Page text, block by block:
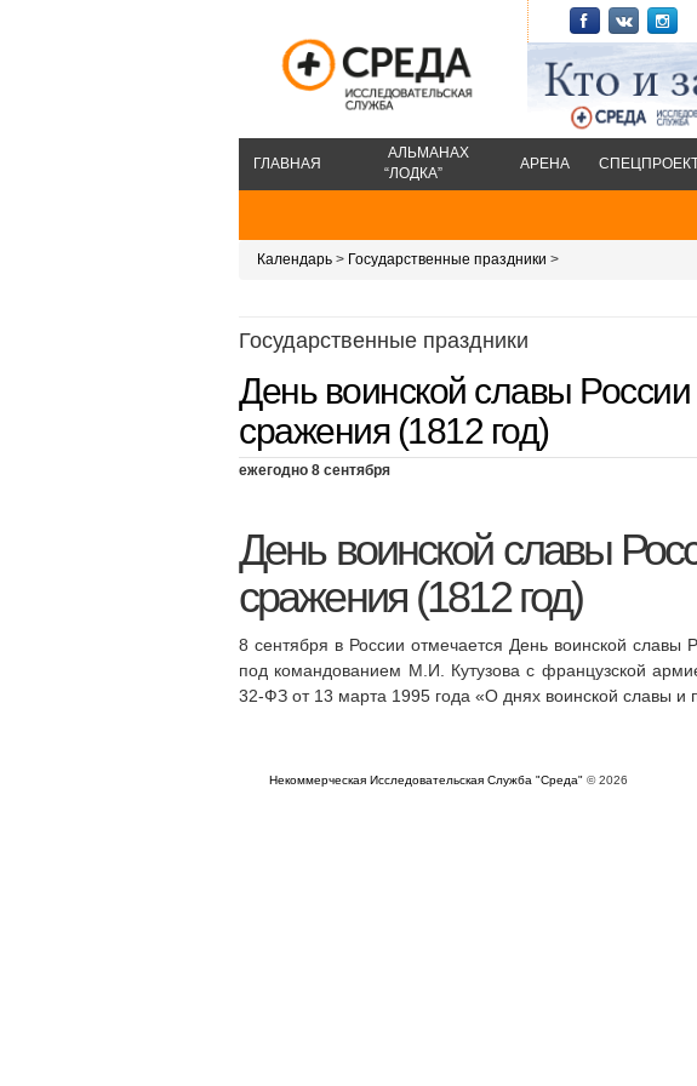
ГЛАВНАЯ
АЛЬМАНАХ
“ЛОДКА”
АРЕНА
Календарь > Государственные праздники >
Государственные праздники
День воинской славы
сражения (1812 год)
ежегодно 8 сентября
День воинской славы
сражения (1812 год)
8 сентября в России отмечается День воинской
под командованием М.И. Кутузова с французской
32-ФЗ от 13 марта 1995 года «О днях воинской славы и
Некоммерческая Исследовательская Служба "Среда" © 2026